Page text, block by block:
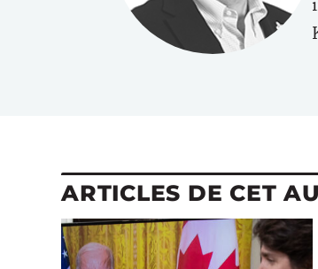
ARTICLES DE CET